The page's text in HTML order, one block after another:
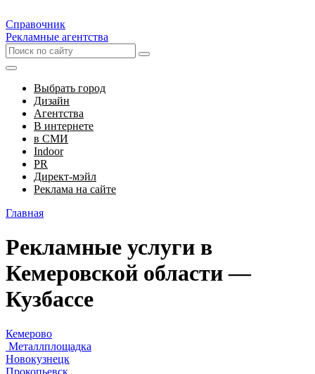
Справочник
Рекламные агентства
Выбрать город
Дизайн
Агентства
В интернете
в СМИ
Indoor
PR
Директ-мэйл
Реклама на сайте
Главная
Рекламные услуги в
Кемеровской области —
Кузбассе
Кемерово
Металлплощадка
Новокузнецк
Прокопьевск